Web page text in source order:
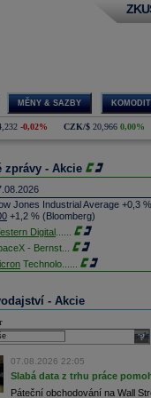
MĚNY & SAZBY
-0,02% CZK/$ 20,966 0,00%
zprávy - Akcie
Jones Industrial Average +0,3
+1,2 % (Bloomberg)
Digital
- Bernst
Technolo
obchodů s akciemi na
za poslední rok je 0,665
výroby balistických střel
dobu potrvá. Agentuře
Papperger. Společná výroba
arzenál Spojeným státům,
- Akcie
07.08.2026 22:05
Slabá data z trhu práce
Páteční obchodování na Wall